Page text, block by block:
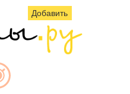
Добавить